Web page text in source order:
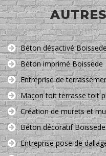
Béton désactivé
Béton imprimé Boissede
Entreprise de
Maçon toit terrasse toit
Création de murets et
Béton décoratif Boissede
Entreprise pose de